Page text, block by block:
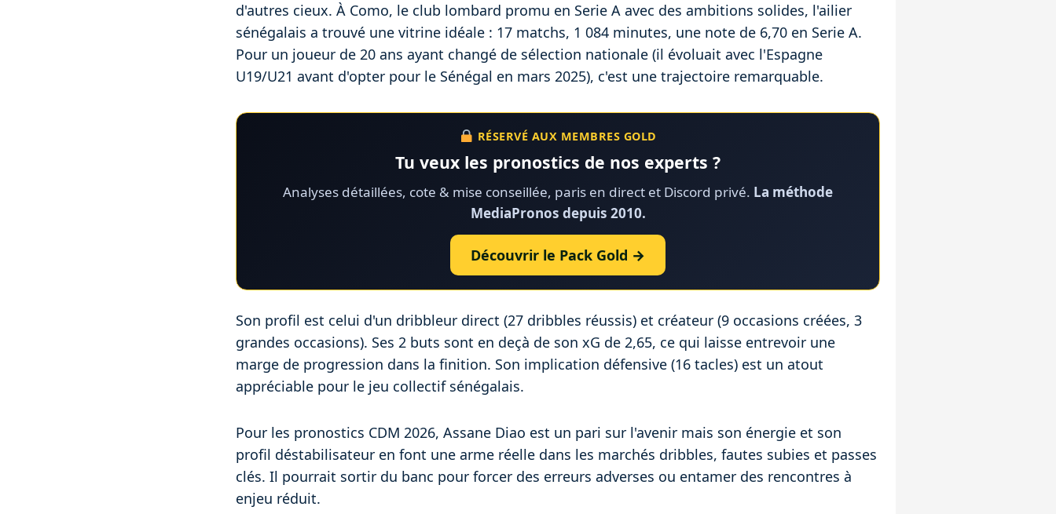
d'autres cieux. À Como, le club lombard promu en Serie A avec des ambitions solides, l'ailier
sénégalais a trouvé une vitrine idéale : 17 matchs, 1 084 minutes, une note de 6,70 en Serie A.
Pour un joueur de 20 ans ayant changé de sélection nationale (il évoluait avec l'Espagne
U19/U21 avant d'opter pour le Sénégal en mars 2025), c'est une trajectoire remarquable.
RÉSERVÉ AUX MEMBRES GOLD
Tu veux les pronostics de nos experts ?
Analyses détaillées, cote & mise conseillée, paris en direct et Discord privé. La méthode
MediaPronos depuis 2010.
Découvrir le Pack Gold →
Son profil est celui d'un dribbleur direct (27 dribbles réussis) et créateur (9 occasions créées, 3
grandes occasions). Ses 2 buts sont en deçà de son xG de 2,65, ce qui laisse entrevoir une
marge de progression dans la finition. Son implication défensive (16 tacles) est un atout
appréciable pour le jeu collectif sénégalais.
Pour les pronostics CDM 2026, Assane Diao est un pari sur l'avenir mais son énergie et son
profil déstabilisateur en font une arme réelle dans les marchés dribbles, fautes subies et passes
clés. Il pourrait sortir du banc pour forcer des erreurs adverses ou entamer des rencontres à
enjeu réduit.